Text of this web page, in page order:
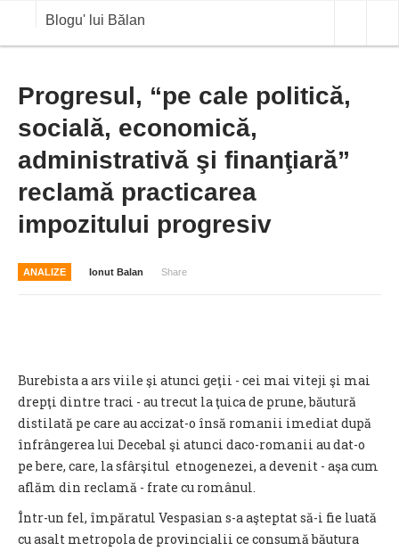
Blogu' lui Bălan
ANALIZE
BLOG IN DIALOG
STIRI
CURS VALUTAR IN TIMP REAL
COMMODITIES
Progresul, “pe cale politică,
socială, economică,
administrativă şi finanţiară”
reclamă practicarea
impozitului progresiv
ANALIZE Ionut Balan Share
Burebista a ars viile şi atunci geţii - cei mai viteji şi mai
drepţi dintre traci - au trecut la ţuica de prune, băutură
distilată pe care au accizat-o însă romanii imediat după
înfrângerea lui Decebal şi atunci daco-romanii au dat-o
pe bere, care, la sfârşitul etnogenezei, a devenit - aşa cum
aflăm din reclamă - frate cu românul.
Într-un fel, împăratul Vespasian s-a aşteptat să-i fie luată
cu asalt metropola de provincialii ce consumă băutura